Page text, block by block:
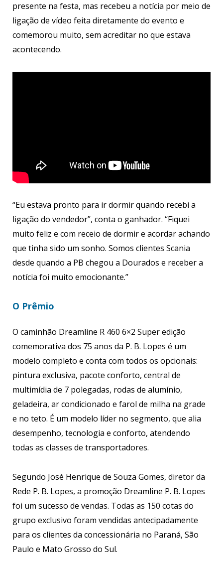
presente na festa, mas recebeu a notícia por meio de
ligação de vídeo feita diretamente do evento e
comemorou muito, sem acreditar no que estava
acontecendo.
“Eu estava pronto para ir dormir quando recebi a
ligação do vendedor”, conta o ganhador. “Fiquei
muito feliz e com receio de dormir e acordar achando
que tinha sido um sonho. Somos clientes Scania
desde quando a PB chegou a Dourados e receber a
notícia foi muito emocionante.”
O Prêmio
O caminhão Dreamline R 460 6×2 Super edição
comemorativa dos 75 anos da P. B. Lopes é um
modelo completo e conta com todos os opcionais:
pintura exclusiva, pacote conforto, central de
multimídia de 7 polegadas, rodas de alumínio,
geladeira, ar condicionado e farol de milha na grade
e no teto. É um modelo líder no segmento, que alia
desempenho, tecnologia e conforto, atendendo
todas as classes de transportadores.
Segundo José Henrique de Souza Gomes, diretor da
Rede P. B. Lopes, a promoção Dreamline P. B. Lopes
foi um sucesso de vendas. Todas as 150 cotas do
grupo exclusivo foram vendidas antecipadamente
para os clientes da concessionária no Paraná, São
Paulo e Mato Grosso do Sul.